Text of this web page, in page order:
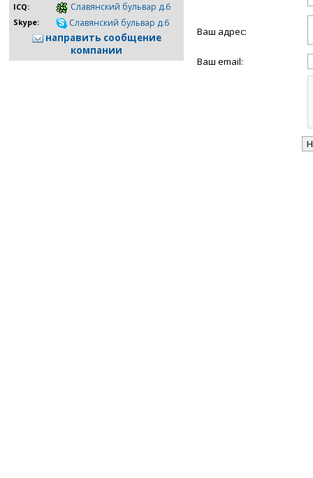
ICQ: Славянский бульвар д.6
Skype: Славянский бульвар д.6
направить сообщение
компании
Ваш адрес:
Ваш email: